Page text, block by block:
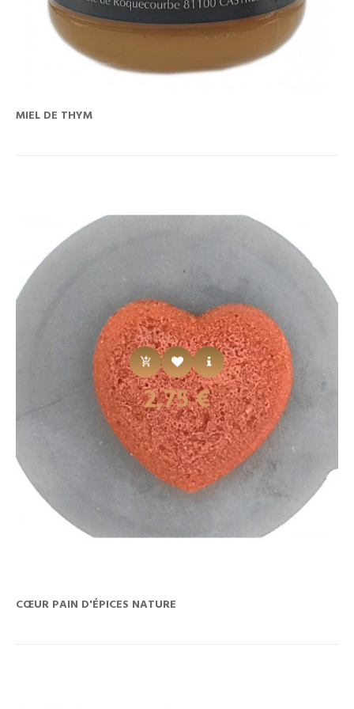
MIEL DE THYM
Prix
2,75 €
CŒUR PAIN D'ÉPICES NATURE